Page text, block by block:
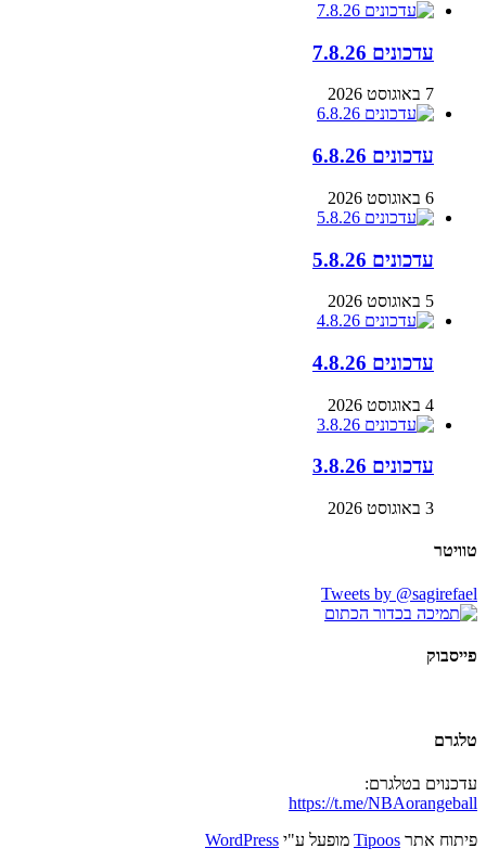
עדכונים 7.8.26
7 באוגוסט 2026
עדכונים 6.8.26
6 באוגוסט 2026
עדכונים 5.8.26
5 באוגוסט 2026
עדכונים 4.8.26
4 באוגוסט 2026
עדכונים 3.8.26
3 באוגוסט 2026
טוויטר
Tweets by @sagirefael
פייסבוק
טלגרם
עדכנוים בטלגרם:
https://t.me/NBAorangeball
פיתוח אתר Tipoos מופעל ע"י WordPress